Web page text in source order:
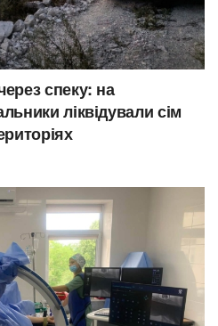
спеку: на
ліквідували сім